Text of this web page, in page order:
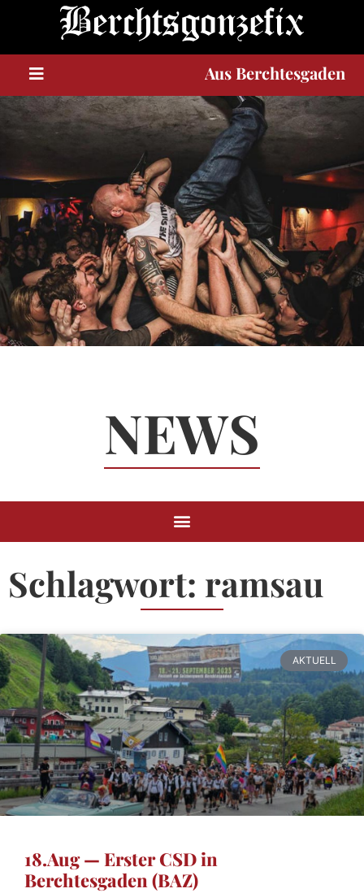
Berchtesgaden
Rund um
Berchtesgaden
NEWS
Schlagwort: ramsau
AKTUELL
18.Aug — Erster CSD in
Berchtesgaden (BAZ)